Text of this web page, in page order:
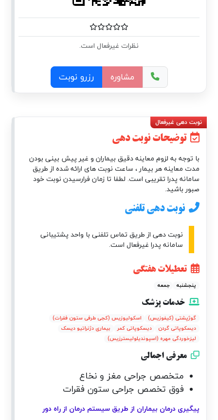
نظرات غیرفعال است.
مشاوره رزرو نوبت
توضیحات نوبت دهی
با توجه به لزوم معاینه دقیق بیماران و غیر پیش بینی بودن
مدت معاینه هر بیمار ، ساعت نوبت های ارائه شده از طریق
سامانه پدرا تقریبی است. لطفا تا زمان فرارسیدن نوبت خود
صبور باشید.
نوبت دهی تلفنی
نوبت دهی از طریق تماس تلفنی با واحد پشتیبانی
سامانه پدرا غیرفعال است.
تعطیلات هفتگی
پنجشنبه جمعه
خدمات پزشک
گوژپشتی (کیفوزیس)
اسکولیوزیس (کجی طرفی ستون فقرات)
دیسکوپاتی گردن
دیسکوپاتی کمر
بیماری دژنراتیو دیسک
لیزخوردگی مهره (اسپوندیلولیسترزیس)
معرفی اجمالی
متخصص جراحی مغز و نخاع
فوق تخصص جراحی ستون فقرات
پیگیری درمان بیماران از طریق سیستم درمان از راه دور